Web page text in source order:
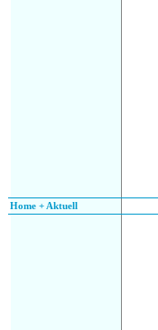
Home + Aktuell